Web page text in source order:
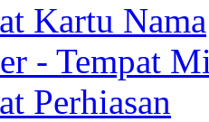
Kartu Nama
- Tempat
Perhiasan